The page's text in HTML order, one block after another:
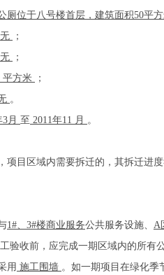
厕位于八号楼首层，建筑面积50平
无
；
无
；
平方米
；
。
3月 至 2011年11 月 。
区域内需要拆迁的，其拆迁进度
1#、3#楼商业服务公共服务设施、 A
验收前，应完成一期区域内的所有
用 施工围墙 。如一期项目在绿化季